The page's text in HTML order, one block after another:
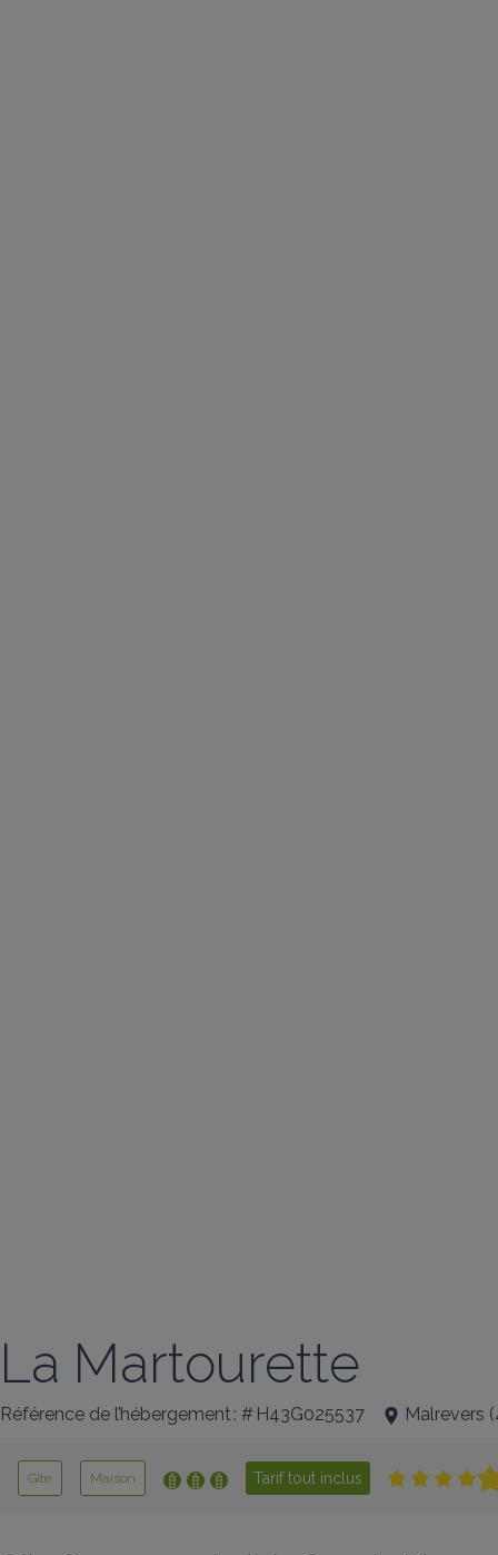
La Martourette
Référence de l’hébergement : # H43G025537 Malrevers (
Gîte Maison Tarif tout inclus